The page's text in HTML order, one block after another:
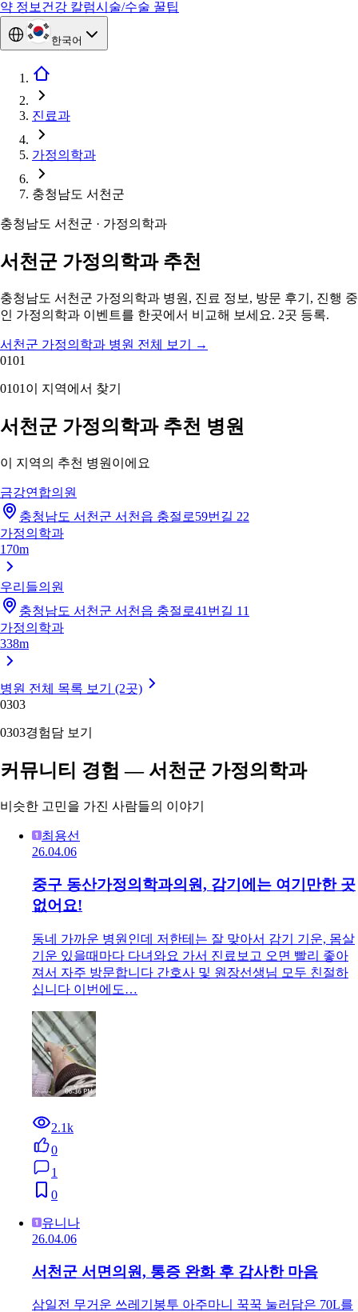
약 정보 건강 칼럼시술/수술 꿀팁
한국어
진료과
가정의학과
충청남도 서천군
충청남도 서천군 · 가정의학과
서천군 가정의학과 추천
충청남도 서천군 가정의학과 병원, 진료 정보, 방문 후기, 진행 중
인 가정의학과 이벤트를 한곳에서 비교해 보세요. 2곳 등록.
서천군 가정의학과 병원 전체 보기
→
0101
0101 이 지역에서 찾기
서천군 가정의학과 추천 병원
이 지역의 추천 병원이에요
금강연합의원
충청남도 서천군 서천읍 충절로59번길 22
가정의학과
170m
우리들의원
충청남도 서천군 서천읍 충절로41번길 11
가정의학과
338m
병원 전체 목록 보기 (2곳)
0303
0303경험담 보기
커뮤니티 경험 — 서천군 가정의학과
비슷한 고민을 가진 사람들의 이야기
최용선
26.04.06
중구 동산가정의학과의원, 감기에는 여기만한 곳
없어요!
동네 가까운 병원인데 저한테는 잘 맞아서 감기 기운, 몸살
기운 있을때마다 다녀와요 가서 진료보고 오면 빨리 좋아
져서 자주 방문합니다 간호사 및 원장선생님 모두 친절하
십니다 이번에도…
2.1k
0
1
0
유니나
26.04.06
서천군 서면의원, 통증 완화 후 감사한 마음
삼일전 무거운 쓰레기봉투 아주마니 꾹꾹 눌러담은 70L를